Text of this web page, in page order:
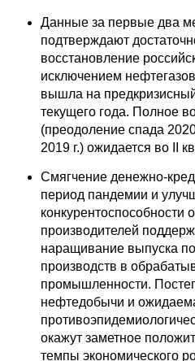
Материалы
Регулярные
Квартальный
Краткосрочный
Оценка индекса
производства
Российская
Мониторинга
Центр
экономика России»
Данные за первые два
подтверждают
восстановление
исключением
вышла на
текущего года. Полное
(преодоление спада
2019 г.) ожидается во II
Смягчение денежно-
период пандемии и
конкурентоспособности
производителей
наращивание выпуска
производств в
промышленности.
нефтедобычи и
окажут заметное
темпы экономического